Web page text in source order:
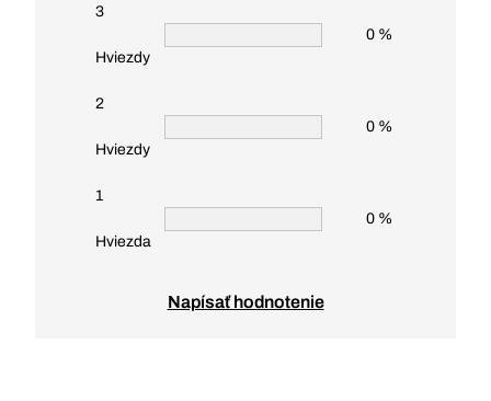
3
Hviezdy
0 %
2
Hviezdy
0 %
1
Hviezda
0 %
Napísať hodnotenie